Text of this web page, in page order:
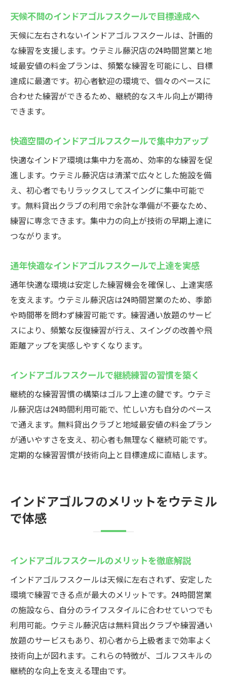
天候不問のインドアゴルフスクールで目標達成へ
天候に左右されないインドアゴルフスクールは、計画的
な練習を支援します。ウテミル藤沢店の24時間営業と地
域最安値の料金プランは、頻繁な練習を可能にし、目標
達成に最適です。初心者歓迎の環境で、個々のペースに
合わせた練習ができるため、継続的なスキル向上が期待
できます。
快適空間のインドアゴルフスクールで集中力アップ
快適なインドア環境は集中力を高め、効率的な練習を促
進します。ウテミル藤沢店は清潔で広々とした施設を備
え、初心者でもリラックスしてスイングに集中可能で
す。無料貸出クラブの利用で余計な準備が不要なため、
練習に専念できます。集中力の向上が技術の早期上達に
つながります。
通年快適なインドアゴルフスクールで上達を実感
通年快適な環境は安定した練習機会を確保し、上達実感
を支えます。ウテミル藤沢店は24時間営業のため、季節
や時間帯を問わず練習可能です。練習通い放題のサービ
スにより、頻繁な反復練習が行え、スイングの改善や飛
距離アップを実感しやすくなります。
インドアゴルフスクールで継続練習の習慣を築く
継続的な練習習慣の構築はゴルフ上達の鍵です。ウテミ
ル藤沢店は24時間利用可能で、忙しい方も自分のペース
で通えます。無料貸出クラブと地域最安値の料金プラン
が通いやすさを支え、初心者も無理なく継続可能です。
定期的な練習習慣が技術向上と目標達成に直結します。
インドアゴルフのメリットをウテミル
で体感
インドアゴルフスクールのメリットを徹底解説
インドアゴルフスクールは天候に左右されず、安定した
環境で練習できる点が最大のメリットです。24時間営業
の施設なら、自分のライフスタイルに合わせていつでも
利用可能。ウテミル藤沢店は無料貸出クラブや練習通い
放題のサービスもあり、初心者から上級者まで効率よく
技術向上が図れます。これらの特徴が、ゴルフスキルの
継続的な向上を支える理由です。